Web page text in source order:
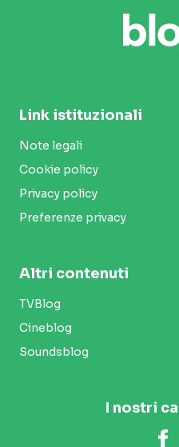
Link istituzionali
Note legali
Cookie policy
Privacy policy
Preferenze privacy
Altri contenuti
TVBlog
Cineblog
Soundsblog
I nostri